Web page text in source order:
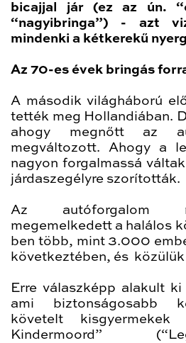
bicajjal jár (ez az ún.
“nagyibringa”) - azt
mindenki a kétkerekű
Az 70-es évek bringás
A második világháború
tették meg Hollandiában.
ahogy megnőtt az
megváltozott. Ahogy a
nagyon forgalmassá
járdaszegélyre szorították.
Az autóforgalom
megemelkedett a halálos
ben több, mint 3.000
következtében, és
Erre válaszképp alakult
ami biztonságosabb
követelt
Kindermoord”